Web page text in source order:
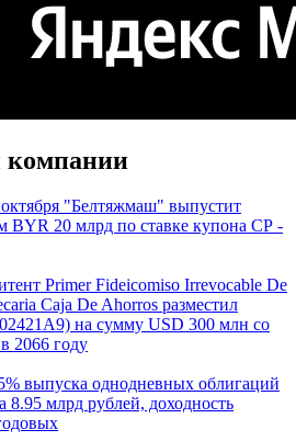
компании
"Белтяжмаш" выпустит
BYR 20 млрд по ставке купона СР -
Primer Fideicomiso Irrevocable De
Caja De Ahorros разместил
на сумму USD 300 млн со
2066 году
выпуска однодневных облигаций
млрд рублей, доходность